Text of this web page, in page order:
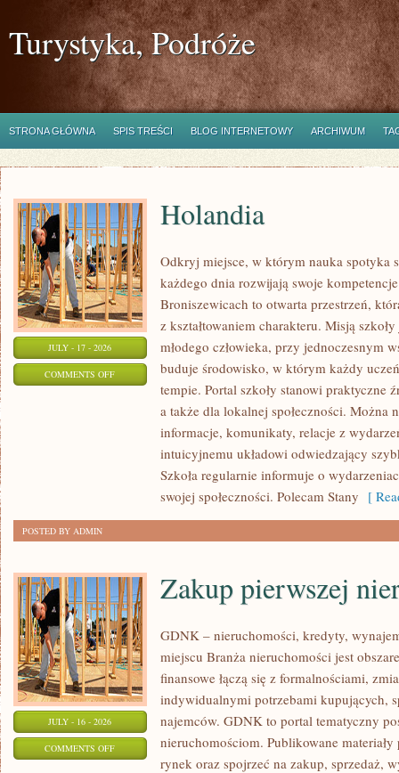
Turystyka, Podróże
STRONA GŁÓWNA SPIS TREŚCI BLOG INTERNETOWY ARCHIWUM
JULY - 17 - 2026
COMMENTS OFFON
Holandia
Odkryj miejsce, w którym nauka spotyka
każdego dnia rozwijają swoje
Broniszewicach to otwarta przestrzeń,
z kształtowaniem charakteru. Misją
młodego człowieka, przy jednoczesnym
buduje środowisko, w którym każdy
tempie. Portal szkoły stanowi praktyczne
a także dla lokalnej społeczności. Można
informacje, komunikaty, relacje z
intuicyjnemu układowi odwiedzający
Szkoła regularnie informuje o
swojej społeczności. Polecam Stany [
POSTED BY ADMIN
JULY - 16 - 2026
COMMENTS OFFON
Zakup pierwszej
GDNK – nieruchomości, kredyty,
miejscu Branża nieruchomości jest
finansowe łączą się z formalnościami,
indywidualnymi potrzebami kupujących,
najemców. GDNK to portal tematyczny
nieruchomościom. Publikowane
rynek oraz spojrzeć na zakup, sprzedaż,